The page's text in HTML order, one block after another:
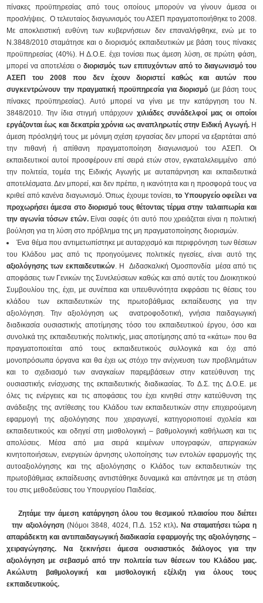
πίνακες προϋπηρεσίας από τους οποίους μπορούν να γίνουν άμεσα οι
προσλήψεις. O τελευταίος διαγωνισμός του ΑΣΕΠ πραγματοποιήθηκε το 2008.
Με αποκλειστική ευθύνη των κυβερνήσεων δεν επαναλήφθηκε, ενώ με το
Ν.3848/2010 σταμάτησε και ο διορισμός εκπαιδευτικών με βάση τους πίνακες
προϋπηρεσίας (40%). Η Δ.Ο.Ε. έχει τονίσει πως άμεση λύση, σε πρώτη φάση,
μπορεί να αποτελέσει οδιορισμός των επιτυχόντων από το διαγωνισμό του
ΑΣΕΠ του 2008 που δεν έχουν διοριστεί καθώς και αυτών που
συγκεντρώνουν την πραγματική προϋπηρεσία για διορισμό (με βάση τους
πίνακες προϋπηρεσίας). Αυτό μπορεί να γίνει με την κατάργηση του Ν.
3848/2010. Την ίδια στιγμή υπάρχουν χιλιάδες συνάδελφοί μας οι οποίοι
εργάζονται έως και δεκατρία χρόνια ως αναπληρωτές στην Ειδική Αγωγή.Η
άμεση πρόσληψή τους με μόνιμη σχέση εργασίας δεν μπορεί να εξαρτάται από
την πιθανή ή απίθανη πραγματοποίηση διαγωνισμού του ΑΣΕΠ. Οι
εκπαιδευτικοί αυτοί προσφέρουν επί σειρά ετών στον, εγκαταλελειμμένο από
την πολιτεία, τομέα της Ειδικής Αγωγής με αυταπάρνηση και εκπαιδευτικά
αποτελέσματα. Δεν μπορεί, και δεν πρέπει, η ικανότητα και η προσφορά τους να
κριθεί από κανένα διαγωνισμό. Όπως έχουμε τονίσει,το Υπουργείο οφείλει να
προχωρήσει άμεσα στο διορισμό τους θέτοντας τέρμα στην ταλαιπωρία και
την αγωνία τόσων ετών.Είναι σαφές ότι αυτό που χρειάζεται είναι η πολιτική
βούληση για τη λύση στο πρόβλημα της μη πραγματοποίησης διορισμών.
Ένα θέμα που αντιμετωπίστηκε με αυταρχισμό και περιφρόνηση των θέσεων
του Κλάδου μας από τις προηγούμενες πολιτικές ηγεσίες, είναι αυτό της
αξιολόγησης των εκπαιδευτικών. Η Διδασκαλική Ομοσπονδία μέσα από τις
αποφάσεις των Γενικών της Συνελεύσεων καθώς και από αυτές του Διοικητικού
Συμβουλίου της, έχει, με συνέπεια και υπευθυνότητα εκφράσει τις θέσεις του
κλάδου των εκπαιδευτικών της πρωτοβάθμιας εκπαίδευσης για την
αξιολόγηση. Την αξιολόγηση ως ανατροφοδοτική, γνήσια παιδαγωγική
διαδικασία ουσιαστικής αποτίμησης τόσο του εκπαιδευτικού έργου, όσο και
συνολικά της εκπαιδευτικής πολιτικής, μιας αποτίμησης από τα «κάτω» που θα
πραγματοποιείται από τους εκπαιδευτικούς συλλογικά και όχι από
μονοπρόσωπα όργανα και θα έχει ως στόχο την ανίχνευση των προβλημάτων
και το σχεδιασμό των αναγκαίων παρεμβάσεων στην κατεύθυνση της
ουσιαστικής ενίσχυσης της εκπαιδευτικής διαδικασίας. Το Δ.Σ. της Δ.Ο.Ε. με
όλες τις ενέργειες και τις αποφάσεις του έχει κινηθεί στην κατεύθυνση της
ανάδειξης της αντίθεσης του Κλάδου των εκπαιδευτικών στην επιχειρούμενη
εφαρμογή της αξιολόγησης που χειραγωγεί, κατηγοριοποιεί σχολεία και
εκπαιδευτικούς και οδηγεί στη μισθολογική – βαθμολογική καθήλωση και τις
απολύσεις. Μέσα από μια σειρά κειμένων υπογραφών, απεργιακών
κινητοποιήσεων, ενεργειών άρνησης υλοποίησης των εντολών εφαρμογής της
αυτοαξιολόγησης και της αξιολόγησης ο Κλάδος των εκπαιδευτικών της
πρωτοβάθμιας εκπαίδευσης αντιστάθηκε δυναμικά και απάντησε με τη στάση
του στις μεθοδεύσεις του Υπουργείου Παιδείας.
Ζητάμε την άμεση κατάργηση όλου του θεσμικού πλαισίου που διέπει
την αξιολόγηση (Νόμοι 3848, 4024, Π.Δ. 152 κτλ). Να σταματήσει τώρα η
απαράδεκτη και αντιπαιδαγωγική διαδικασία εφαρμογής της αξιολόγησης –
χειραγώγησης. Να ξεκινήσει άμεσα ουσιαστικός διάλογος για την
αξιολόγηση με σεβασμό από την πολιτεία των θέσεων του Κλάδου μας.
Ακώλυτη βαθμολογική και μισθολογική εξέλιξη για όλους τους
εκπαιδευτικούς.